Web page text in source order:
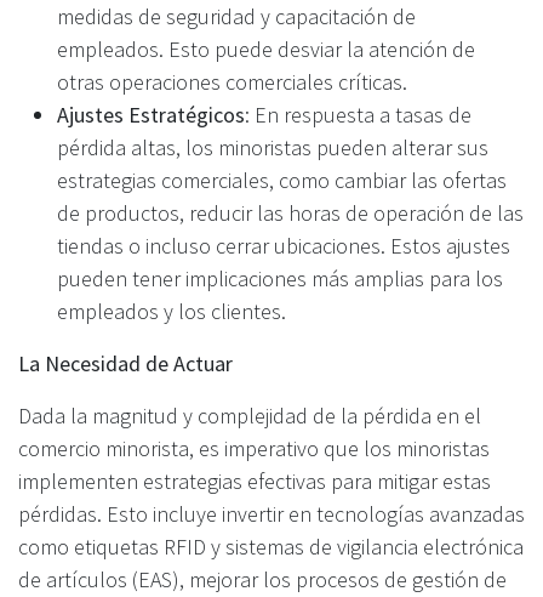
medidas de seguridad y capacitación de
empleados. Esto puede desviar la atención de
otras operaciones comerciales críticas.
Ajustes Estratégicos: En respuesta a tasas de
pérdida altas, los minoristas pueden alterar sus
estrategias comerciales, como cambiar las ofertas
de productos, reducir las horas de operación de las
tiendas o incluso cerrar ubicaciones. Estos ajustes
pueden tener implicaciones más amplias para los
empleados y los clientes.
La Necesidad de Actuar
Dada la magnitud y complejidad de la pérdida en el
comercio minorista, es imperativo que los minoristas
implementen estrategias efectivas para mitigar estas
pérdidas. Esto incluye invertir en tecnologías avanzadas
como etiquetas RFID y sistemas de vigilancia electrónica
de artículos (EAS), mejorar los procesos de gestión de